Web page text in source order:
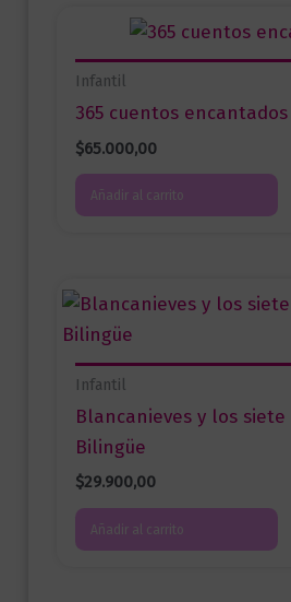
Infantil
365 cuentos encantados
$65.000,00
Añadir al carrito
Infantil
Blancanieves y los
Bilingüe
$29.900,00
Añadir al carrito